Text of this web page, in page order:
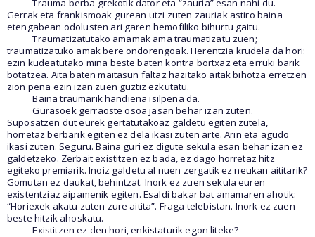
Trauma berba grekotik dator eta “zauria” esan nahi du.
Gerrak eta frankismoak gurean utzi zuten zauriak astiro baina
etengabean odolusten ari garen hemofiliko bihurtu gaitu.
Traumatizatutako amamak ama traumatizatu zuen;
traumatizatuko amak bere ondorengoak. Herentzia krudela da hori:
ezin kudeatutako mina beste baten kontra bortxaz eta erruki barik
botatzea. Aita baten maitasun faltaz hazitako aitak bihotza erretzen
zion pena ezin izan zuen guztiz ezkutatu.
Baina traumarik handiena isilpena da.
Gurasoek gerraoste osoa jasan behar izan zuten.
Suposatzen dut eurek gertatutakoaz galdetu egiten zutela,
horretaz berbarik egiten ez dela ikasi zuten arte. Arin eta agudo
ikasi zuten. Seguru. Baina guri ez digute sekula esan behar izan ez
galdetzeko. Zerbait existitzen ez bada, ez dago horretaz hitz
egiteko premiarik. Inoiz galdetu al nuen zergatik ez neukan aititarik?
Gomutan ez daukat, behintzat. Inork ez zuen sekula euren
existentziaz aipamenik egiten. Esaldi bakar bat amamaren ahotik:
“Horiexek akatu zuten zure aitita”. Fraga telebistan. Inork ez zuen
beste hitzik ahoskatu.
Existitzen ez den hori, enkistaturik egon liteke?